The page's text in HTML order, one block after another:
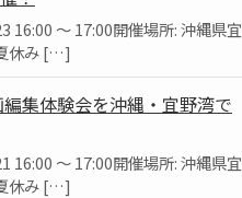
16:00 ～ 17:00開催場所: 沖縄県宜
休み […]
集体験会を沖縄・宜野湾で
16:00 ～ 17:00開催場所: 沖縄県宜
休み […]